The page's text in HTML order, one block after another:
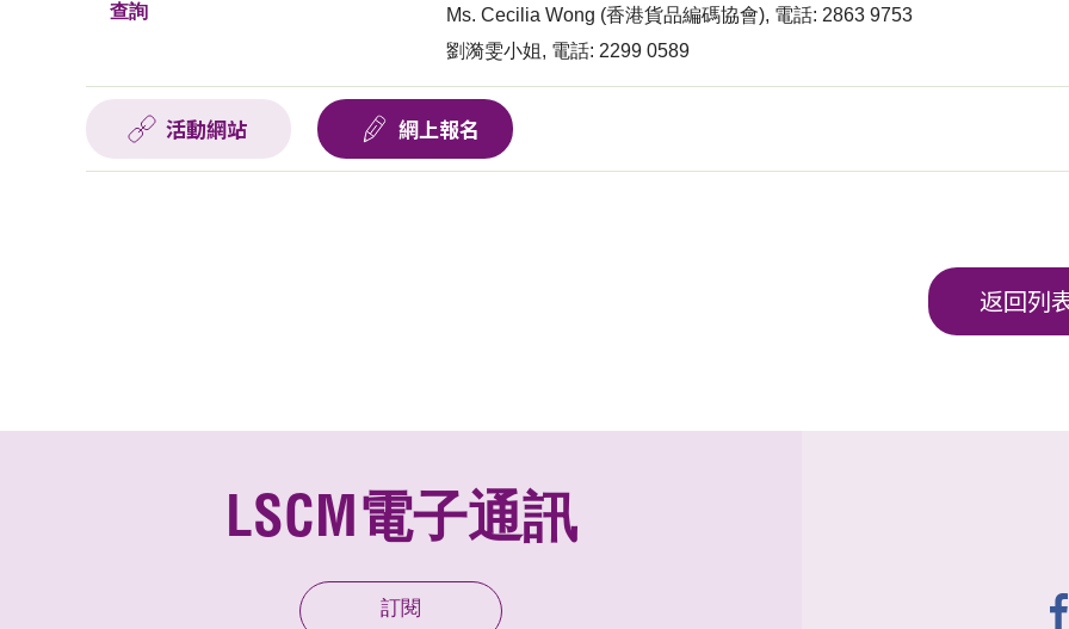
查詢
Ms. Cecilia Wong (香港貨品編碼協會), 電話: 2863 9753
劉漪雯小姐, 電話: 2299 0589
活動網站 網上報名
返回列
LSCM電子通訊
訂閱